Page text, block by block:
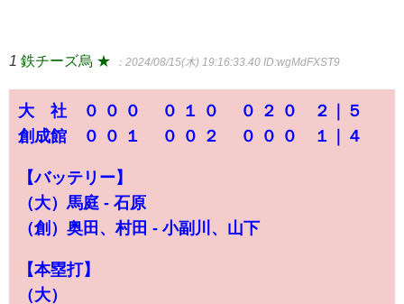
1 鉄チーズ烏 ★ ：2024/08/15(木) 19:16:33.40 ID:wgMdFXST9
大 社 ０ ０ ０ ０ １ ０ ０ ２ ０ ２｜５
創成館 ０ ０ １ ０ ０ ２ ０ ０ ０ １｜４
【バッテリー】
（大）馬庭 - 石原
（創）奥田、村田 - 小副川、山下
【本塁打】
（大）